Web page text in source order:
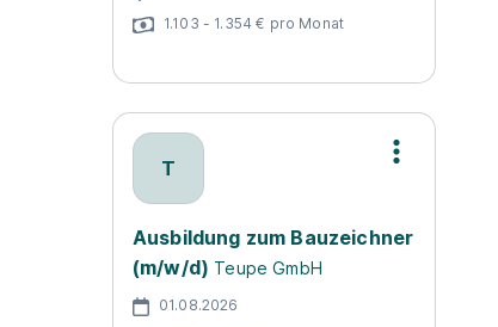
1.103 - 1.354 € pro Monat
T
Ausbildung zum Bauzeichner
(m/w/d) Teupe GmbH
01.08.2026